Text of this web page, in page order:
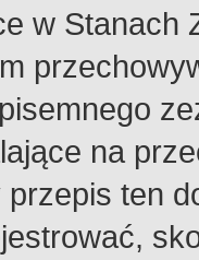
w Stanach
na
ten